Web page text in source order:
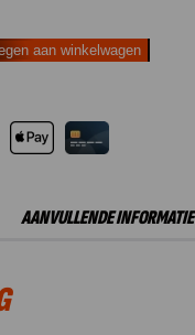
aan winkelwagen
AANVULLENDE INFORMATIE